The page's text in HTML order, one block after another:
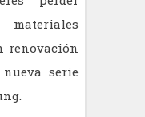
renovación
serie